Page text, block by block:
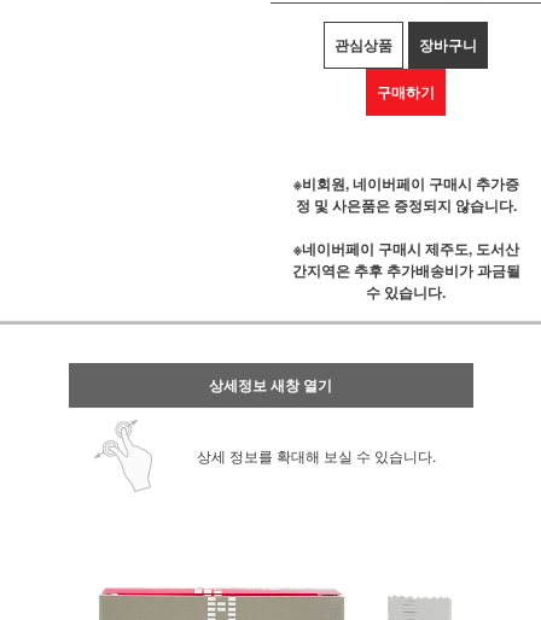
관심상품 장바구니
구매하기
※비회원, 네이버페이 구매시 추가증
정 및 사은품은 증정되지 않습니다.
※네이버페이 구매시 제주도, 도서산
간지역은 추후 추가배송비가 과금될
수 있습니다.
상세정보 새창 열기
상세 정보를 확대해 보실 수 있습니다.